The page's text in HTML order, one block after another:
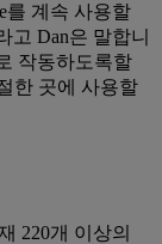
를 계속 사용할
고 Dan은 말합니
작동하도록할
한 곳에 사용할
220개 이상의